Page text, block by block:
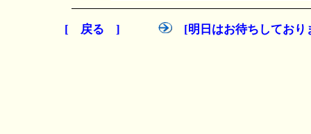
[ 戻る ] [明日はお待ちしてお